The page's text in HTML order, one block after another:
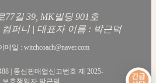
77길 39, MK빌딩 901호
퍼니 | 대표자 이름 : 박근덕
일 : witchcoach@naver.com
| 통신판매업신고번호 제 2025-
보호책임자 박근덕